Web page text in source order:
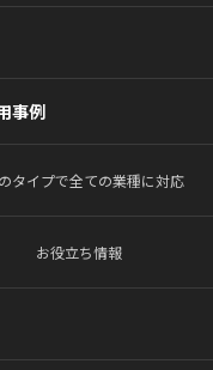
事例
タイプで全ての業種に対応
お役立ち情報